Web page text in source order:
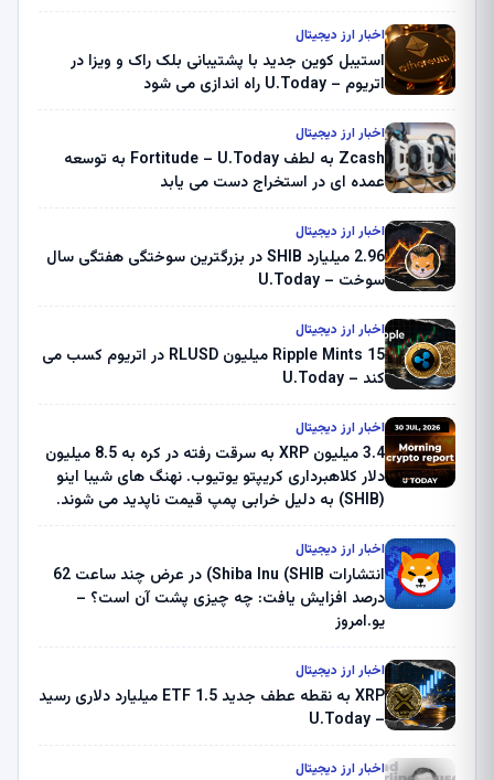
اخبار ارز دیجیتال
استیبل کوین جدید با پشتیبانی بلک راک و ویزا در
اتریوم – U.Today راه اندازی می شود
اخبار ارز دیجیتال
Zcash به لطف Fortitude – U.Today به توسعه
عمده ای در استخراج دست می یابد
اخبار ارز دیجیتال
2.96 میلیارد SHIB در بزرگترین سوختگی هفتگی سال
سوخت – U.Today
اخبار ارز دیجیتال
Ripple Mints 15 میلیون RLUSD در اتریوم کسب می
کند – U.Today
اخبار ارز دیجیتال
3.4 میلیون XRP به سرقت رفته در کره به 8.5 میلیون
دلار کلاهبرداری کریپتو یوتیوب. نهنگ های شیبا اینو
(SHIB) به دلیل خرابی پمپ قیمت ناپدید می شوند.
ثبت کرد – گزارش کریپتو صبح – U.Today
اخبار ارز دیجیتال
انتشارات Shiba Inu (SHIB) در عرض چند ساعت 62
درصد افزایش یافت: چه چیزی پشت آن است؟ –
یو.امروز
اخبار ارز دیجیتال
XRP به نقطه عطف جدید ETF 1.5 میلیارد دلاری رسید
– U.Today
اخبار ارز دیجیتال